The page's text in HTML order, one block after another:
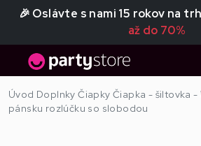
🎉 Oslávte s nami 15 rokov na
až do 70%
Úvod Doplnky Čiapky Čiapka - šiltovka -
pánsku rozlúčku so slobodou